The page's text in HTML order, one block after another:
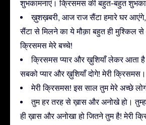
शुभकामनाएं। क्रिसमस की बहुत-बहुत
ख़ुशख़बरी, आज राज सैंटा हमारे घर आएंगे,
सैंटा से मिलने का ये मौक़ा बहुत ही मुश्किल
क्रिसमस मेरे बच्चे!
क्रिसमस प्यार और ख़ुशियाँ लेकर आता
सबको प्यार और ख़ुशियाँ दोगे! मेरी क्रिसमस।
मेरी क्रिसमस! इस साल तुम मेरे अच्छे
तुम हर तरह से ख़ास और अनोखे हो।
ही ख़ास और अनोखा हो जितने तुम है! मेरी